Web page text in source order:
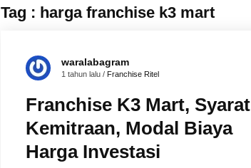
Tag : harga franchise k3 mart
waralabagram
1 tahun lalu / Franchise Ritel
Franchise K3 Mart, Syarat
Kemitraan, Modal Biaya
Harga Investasi